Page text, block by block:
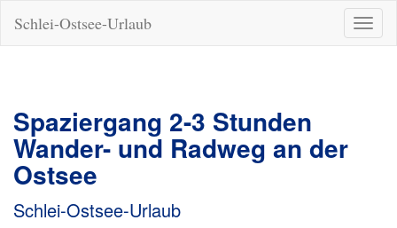
ein-/
Schlei-Ostsee-Urlaub
Spaziergang 2-3 Stunden
Wander- und Radweg an der
Ostsee
Schlei-Ostsee-Urlaub